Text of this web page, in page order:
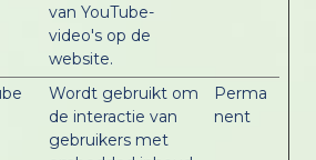
van YouTube-
video's op de
website.
Wordt gebruikt om
de interactie van
gebruikers met
Perma
nent